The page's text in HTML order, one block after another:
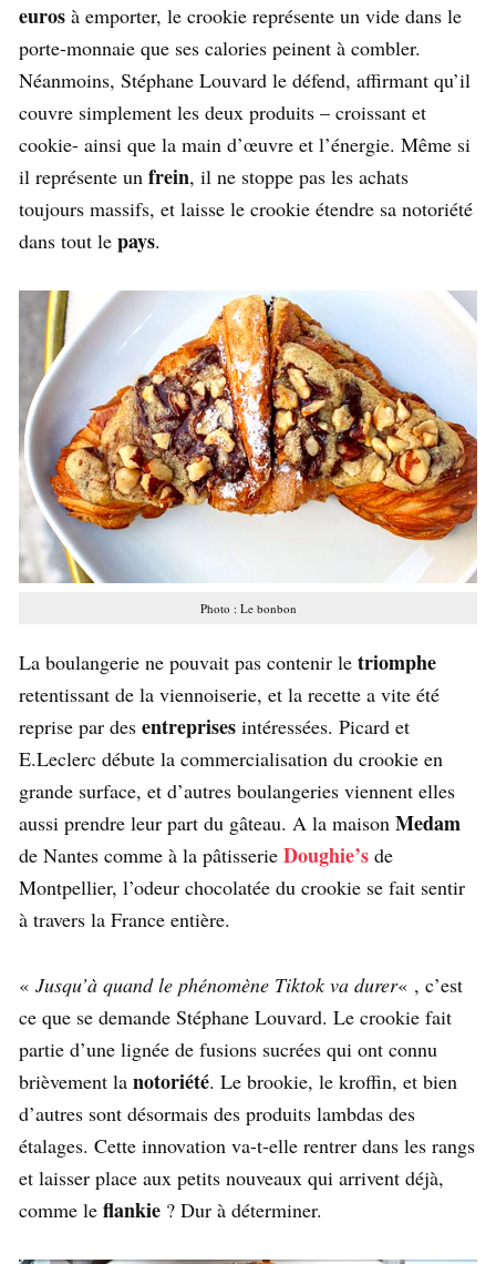
euros à emporter, le crookie représente un vide dans le
porte-monnaie que ses calories peinent à combler.
Néanmoins, Stéphane Louvard le défend, affirmant qu’il
couvre simplement les deux produits – croissant et
cookie- ainsi que la main d’œuvre et l’énergie. Même si
il représente un frein, il ne stoppe pas les achats
toujours massifs, et laisse le crookie étendre sa notoriété
dans tout le pays.
Photo : Le bonbon
La boulangerie ne pouvait pas contenir le triomphe
retentissant de la viennoiserie, et la recette a vite été
reprise par des entreprises intéressées. Picard et
E.Leclerc débute la commercialisation du crookie en
grande surface, et d’autres boulangeries viennent elles
aussi prendre leur part du gâteau. A la maison Medam
de Nantes comme à la pâtisserie Doughie’s de
Montpellier, l’odeur chocolatée du crookie se fait sentir
à travers la France entière.
« Jusqu’à quand le phénomène Tiktok va durer« , c’est
ce que se demande Stéphane Louvard. Le crookie fait
partie d’une lignée de fusions sucrées qui ont connu
brièvement la notoriété. Le brookie, le kroffin, et bien
d’autres sont désormais des produits lambdas des
étalages. Cette innovation va-t-elle rentrer dans les rangs
et laisser place aux petits nouveaux qui arrivent déjà,
comme le flankie ? Dur à déterminer.